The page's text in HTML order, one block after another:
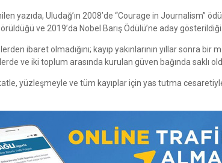
yazıda, Uludağ’ın 2008’de “Courage in Journalism”
ve 2019’da Nobel Barış Ödülü’ne aday
ibaret olmadığını; kayıp yakınlarının yıllar sonra
ve iki toplum arasında kurulan güven bağında saklı
yüzleşmeyle ve tüm kayıplar için yas tutma